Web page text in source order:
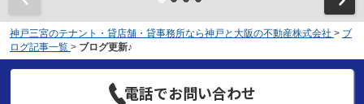
神戸三宮のテナント・貸店舗・貸事務所なら神戸と大阪の不動産株式会社 > ブ
ログ記事一覧 > ブログ更新♪
電話でお問い合わせ